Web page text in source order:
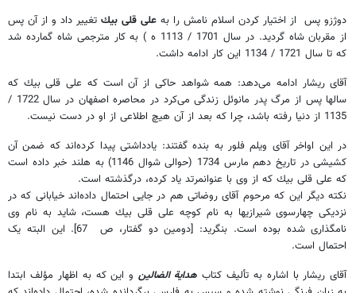
دوژزو پس از اختيار كردن اسلام نامش را به على قلى بيك تغيير داد و از آن پس
از مقربان شاه گرديد. در سال 1701 / 1113 ه ) به كار مترجمى شاه گمارده شد
كه تا سال 1721 / 1134 اين كار ادامه داشت.
آقاى ريشار ادامه مى‌دهد: همه شواهد حاكى از آن است كه على قلى بيك كه
سالها پس از مرگ پدر مانوئل زندگى مى‌كرد در محاصره اصفهان در سال 1722 /
1135 از دنيا رفته باشد، چرا كه بعد از آن هيچ اطلاعى از او در دست نيست.
در این اواخر آقاى ویلم فلور به بنده گفتند: يادداشتى پيدا كرده‌اند كه ضمن آن
كشيشى در تاريخ دهم مارس 1734 (حوالى شوال 1146) به هلند خبر داده است
كه على قلى بيك كه از وى با عنوانمرتد ياد كرده، درگذشته است.
نکته دیگر این که مرحوم آقاى روضاتى هم در جایی احتمال داده‌اند خيابانى كه در
نزديكى چهارسوى شيرازيها به نام كوچه على قلى بيك هست، شايد به نام وى
نامگذارى شده بوده است. بنگريد: [دومين دو گفتار، ص
67]. این البته یک
احتمال است.
آقاى ريشار با اشاره به تأليف كتاب هداية الضالينو اين كه به اظهار مؤلف ابتدا